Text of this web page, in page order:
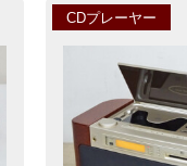
CDプレーヤー